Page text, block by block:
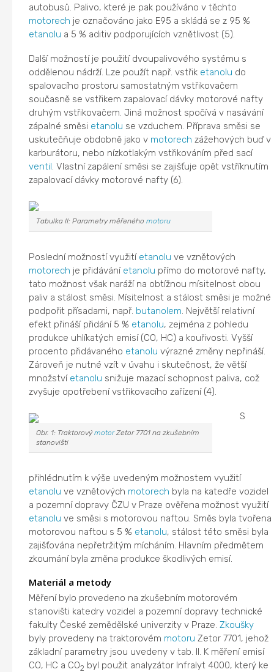
autobusů. Palivo, které je pak používáno v těchto
motorech je označováno jako E95 a skládá se z 95 %
etanolu a 5 % aditiv podporujících vznětlivost (5).
Další možností je použití dvoupalivového systému s
oddělenou nádrží. Lze použít např. vstřik etanolu do
spalovacího prostoru samostatným vstřikovačem
současně se vstřikem zapalovací dávky motorové nafty
druhým vstřikovačem. Jiná možnost spočívá v nasávání
zápalné směsi etanolu se vzduchem. Příprava směsi se
uskutečňuje obdobně jako v motorech zážehových buď v
karburátoru, nebo nízkotlakým vstřikováním před sací
ventil. Vlastní zapálení směsi se zajišťuje opět vstříknutím
zapalovací dávky motorové nafty (6).
Tabulka II: Parametry měřenéhomotoru
Poslední možností využití etanolu ve vznětových
motorech je přidávání etanolu přímo do motorové nafty,
tato možnost však naráží na obtížnou mísitelnost obou
paliv a stálost směsi. Mísitelnost a stálost směsi je možné
podpořit přísadami, např. butanolem . Největší relativní
efekt přináší přidání 5 % etanolu, zejména z pohledu
produkce uhlíkatých emisí (CO, HC) a kouřivosti. Vyšší
procento přidávaného etanolu výrazné změny nepřináší.
Zároveň je nutné vzít v úvahu i skutečnost, že větší
množství etanolu snižuje mazací schopnost paliva, což
zvyšuje opotřebení vstřikovacího zařízení (4).
Obr. 1: TraktorovýmotorZetor 7701 na zkušebním
stanovišti
S
přihlédnutím k výše uvedeným možnostem využití
etanolu ve vznětových motorech byla na katedře vozidel
a pozemní dopravy ČZU v Praze ověřena možnost využití
etanolu ve směsi s motorovou naftou. Směs byla tvořena
motorovou naftou s 5 % etanolu, stálost této směsi byla
zajišťována nepřetržitým mícháním. Hlavním předmětem
zkoumání byla změna produkce škodlivých emisí.
Materiál a metody
Měření bylo provedeno na zkušebním motorovém
stanovišti katedry vozidel a pozemní dopravy technické
fakulty České zemědělské univerzity v Praze.Zkoušky
byly provedeny na traktorovém motoru Zetor 7701, jehož
základní parametry jsou uvedeny v tab. II. K měření emisí
CO, HC a CO2 byl použit analyzátor Infralyt 4000, který ke